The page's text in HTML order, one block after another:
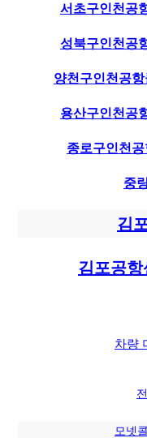
서초구인천공
성북구인천공
양천구인천공항
용산구인천공
종로구인천공
중
김
김포공항
차량
모넷